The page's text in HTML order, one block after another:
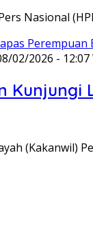
Nasional
02/2026 - 12:07
Kunjungi
(Kakanwil)